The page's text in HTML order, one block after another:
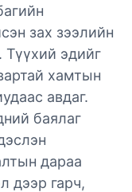
зах зээлийн
Түүхий эдийг
хамтын
авдаг.
баялаг
дараа
дээр гарч,